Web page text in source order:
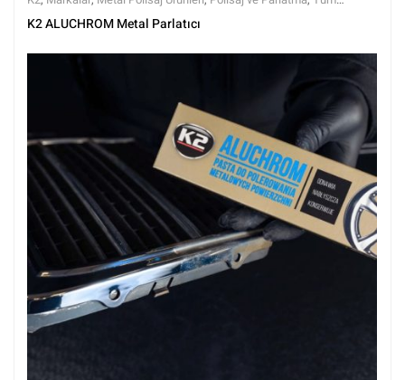
Ürünler,Tüm Ürünler
K2 ALUCHROM Metal Parlatıcı